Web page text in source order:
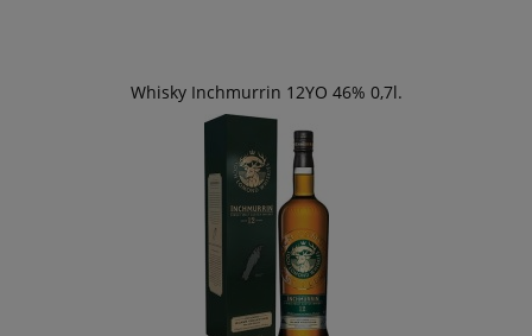
Whisky Inchmurrin 12YO 46% 0,7l.